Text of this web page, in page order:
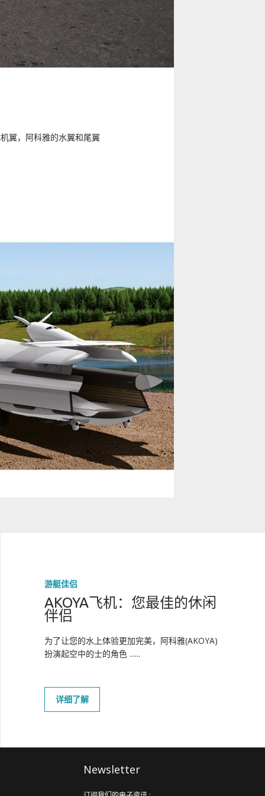
飞机设计
个性化
舒适度
安全性
系您。
接与我们
翼，阿科雅的水翼和尾翼
游艇佳侣
AKOYA飞机：您最佳的休闲
伴侣
为了让您的水上体验更加完美，阿科雅(AKOYA)
扮演起空中的士的角色 ......
详细了解
Newsletter